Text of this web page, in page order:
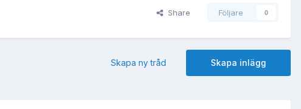
Share Följare 0
Skapa inlägg
Skapa ny tråd